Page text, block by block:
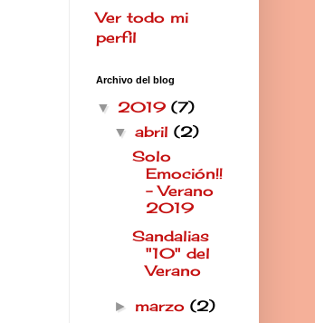
Ver todo mi
perfil
Archivo del blog
▼ 2019 (7)
▼abril(2)
Solo
Emoción!!
- Verano
2019
Sandalias
"10" del
Verano
► marzo(2)